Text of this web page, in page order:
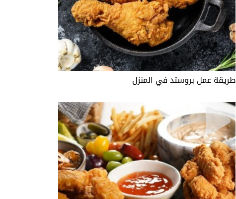
طريقة عمل بروستد في المنزل